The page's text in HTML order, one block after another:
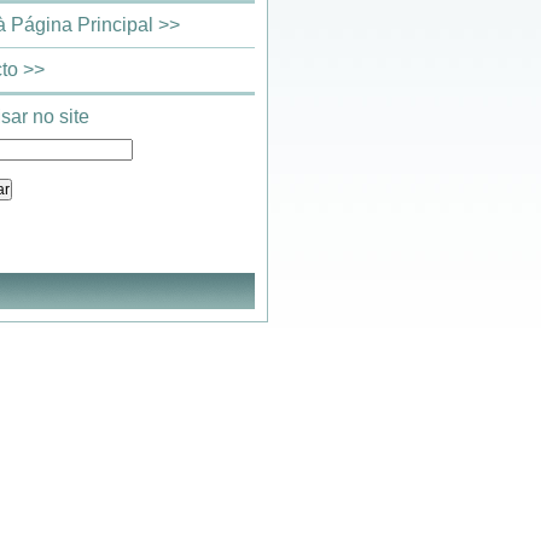
Página Principal >>
>>
no site